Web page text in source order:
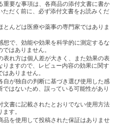
重要な事項は、各商品の添付文書に書か
だく前に、必ず添付文書をお読みくだ
んどは医療や薬事の専門家ではありま
想で、効能や効果を科学的に測定するな
はありません。
表れ方は個人差が大きく、また効果の表
ますので、レビュー内容の効果に関す
ありません。
自が独自の判断に基づき選び使用した感
はないため、誤っている可能性があり
文書に記載されたとおりでない使用方法
す。
品を使用して投稿された保証はありませ